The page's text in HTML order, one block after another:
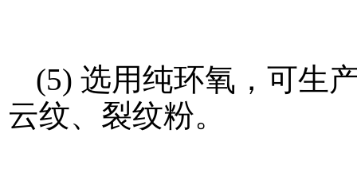
(5) 选用纯环氧，可生
云纹、裂纹粉。